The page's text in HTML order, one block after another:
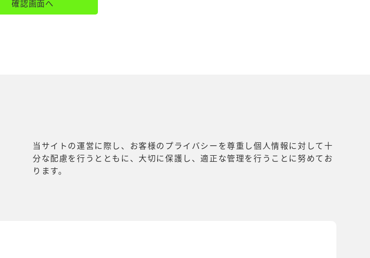
当サイトの運営に際し、お客様のプライバシーを尊重し個人情報に対して十
分な配慮を行うとともに、大切に保護し、適正な管理を行うことに努めてお
ります。